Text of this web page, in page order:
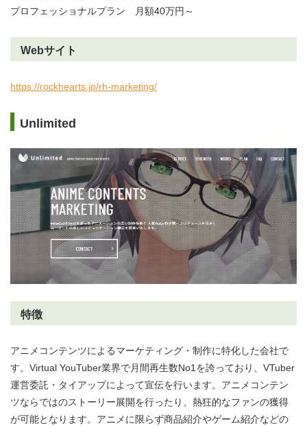
プロフェッショナルプラン 月額40万円～
Webサイト
https://rockhearts.jp/rh-marketing/
Unlimited
特徴
アニメコンテンツによるマーケティング・制作に特化した会社で
す。Virtual YouTuber業界で月間再生数No1を誇っており、VTuber
運営委託・タイアップによって宣伝を行います。アニメコンテン
ツならではのストーリー展開を行ったり、熱狂的なファンの獲得
が可能となります。アニメに限らず商品紹介やゲーム紹介などの